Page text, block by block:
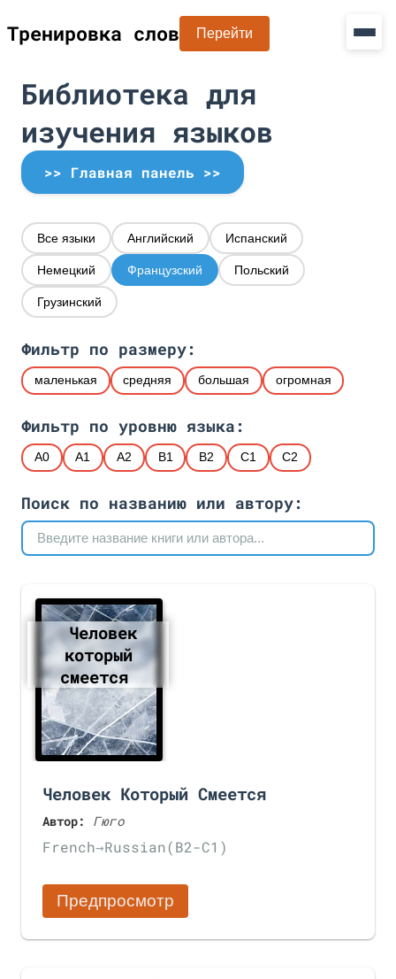
Тренировка слов Перейти
Библиотека для
изучения языков
>> Главная панель >>
Все языки Английский Испанский
Немецкий Французский Польский
Грузинский
Фильтр по размеру:
маленькая средняя большая огромная
Фильтр по уровню языка:
A0 A1 A2 B1 B2 C1 C2
Поиск по названию или автору:
Чeловек
который
смеется
Чeловек Который Смеется
Автор: Гюго
French→Russian(B2-C1)
Предпросмотр